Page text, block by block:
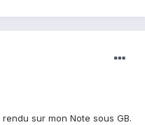
sur mon Note sous GB.